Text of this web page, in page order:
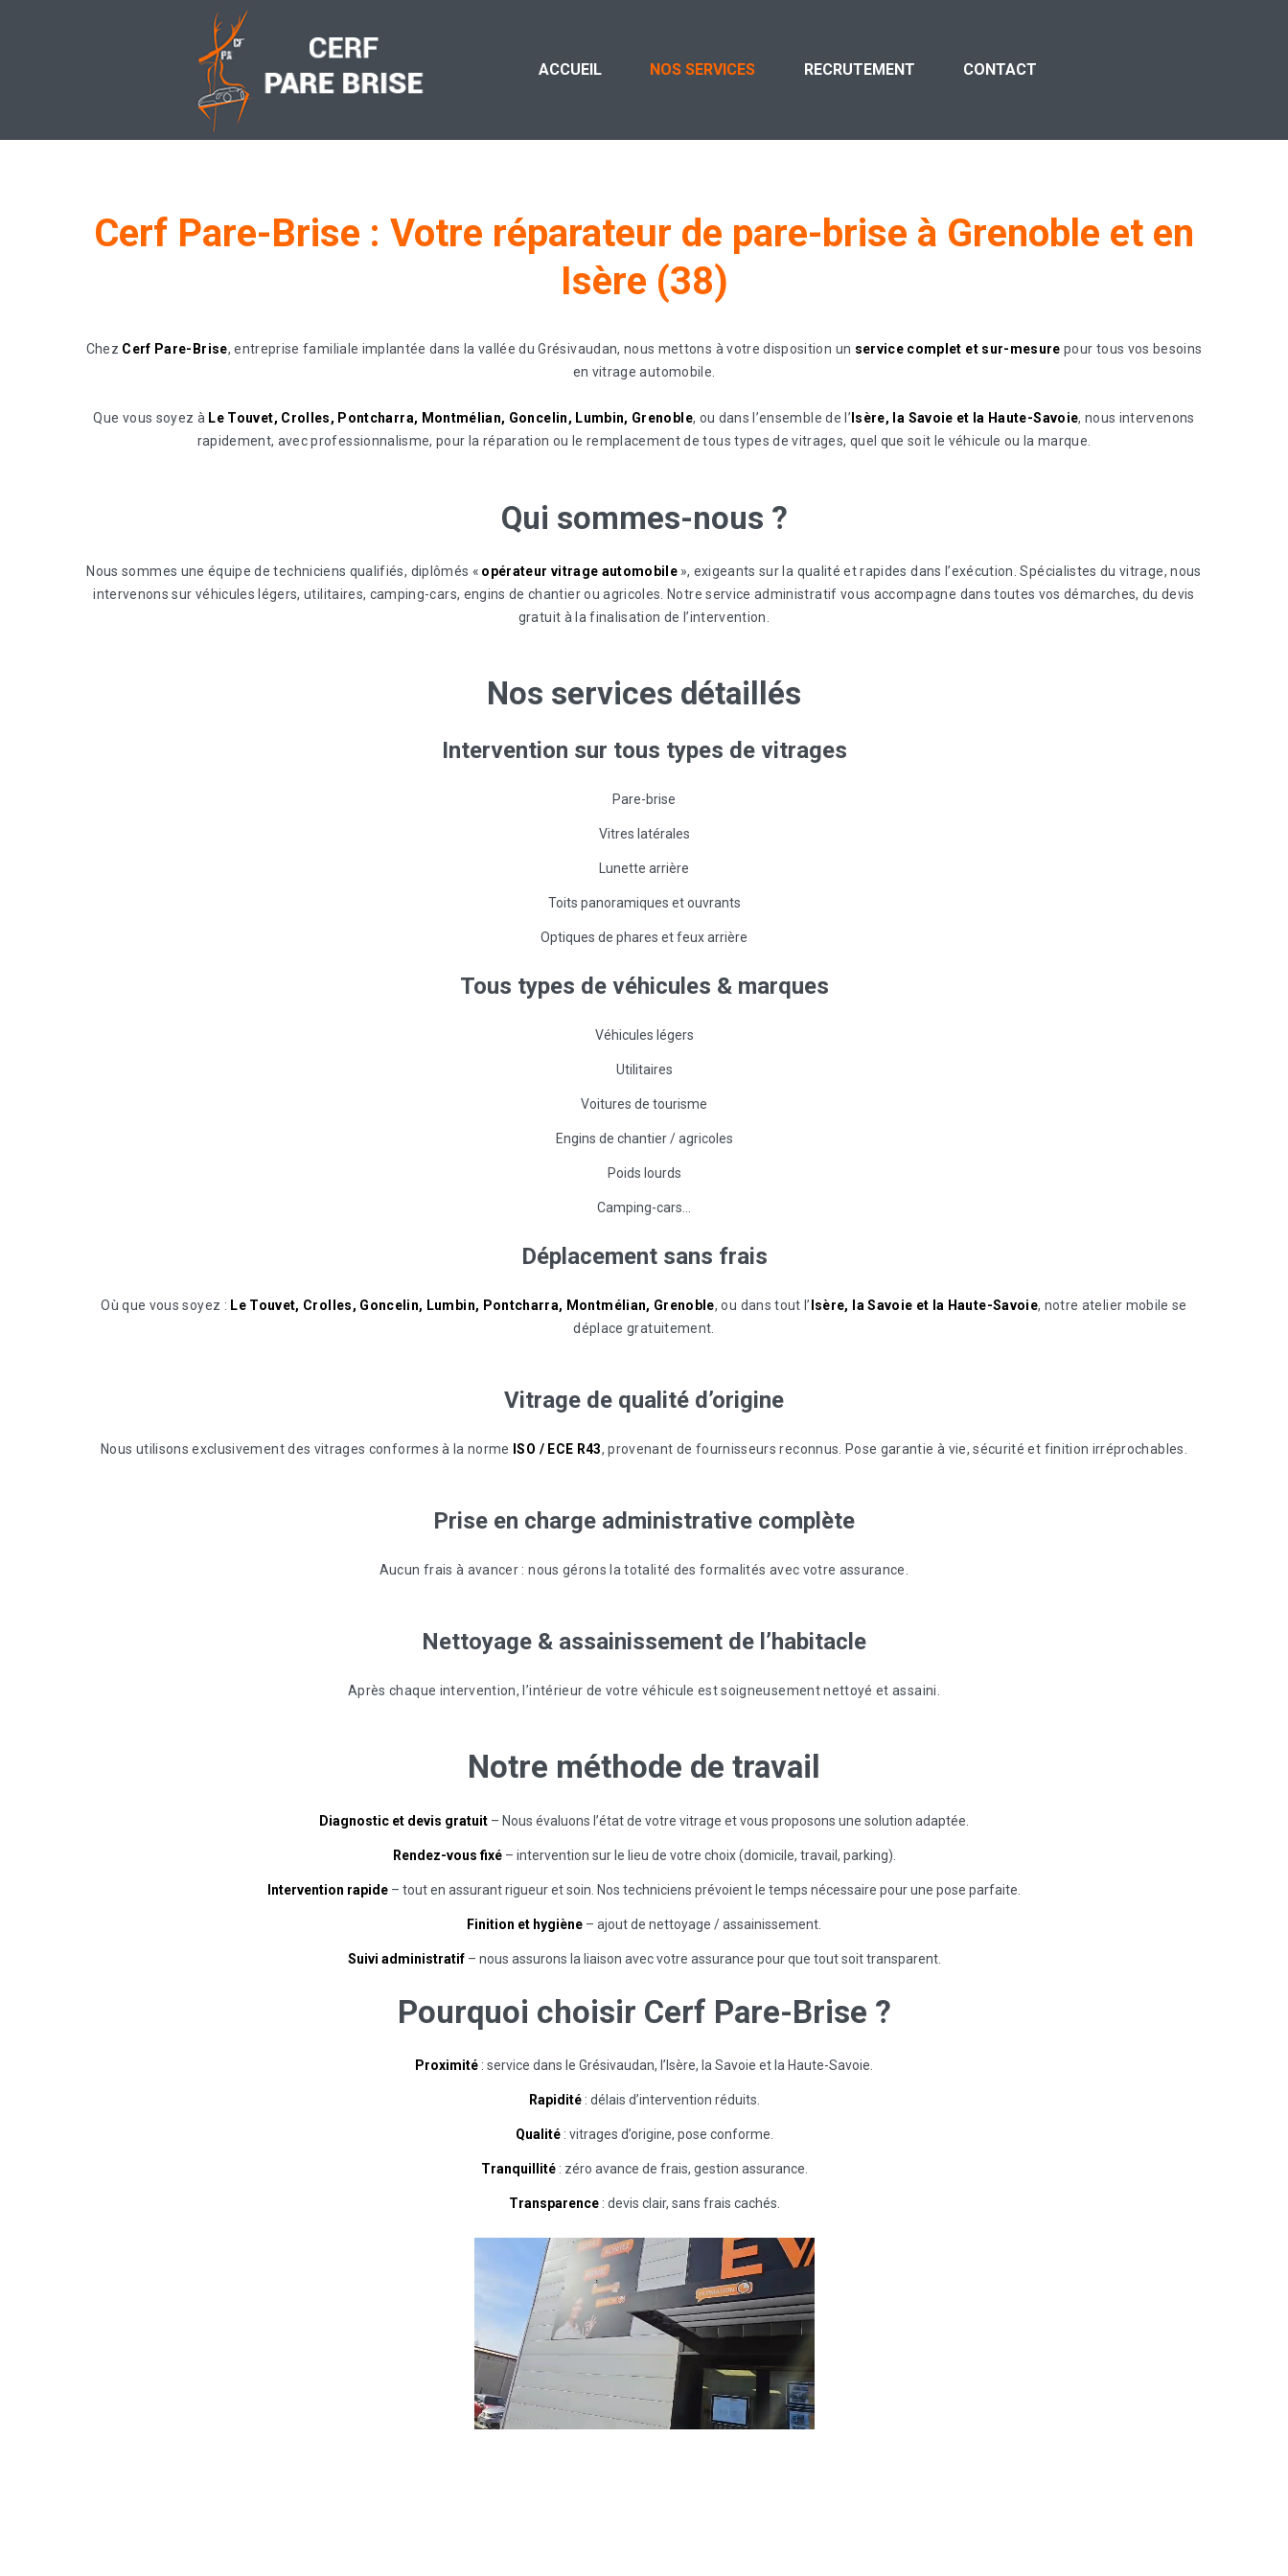
ACCUEIL NOS SERVICES
Intervention tous type de vitrages
Intervention tous types de vehicules et de
marques
Vitrage qualite d’origine
Prise en charge administrative
RECRUTEMENT CONTACT
Cerf Pare-Brise : Votre réparateur de pare-brise à Grenoble et en
Isère (38)
Chez Cerf Pare-Brise, entreprise familiale implantée dans la vallée du Grésivaudan, nous mettons à votre disposition un service complet et sur-mesure pour tous vos besoins
en vitrage automobile.
Que vous soyez à Le Touvet, Crolles, Pontcharra, Montmélian, Goncelin, Lumbin, Grenoble, ou dans l’ensemble de l’ Isère, la Savoie et la Haute-Savoie, nous intervenons
rapidement, avec professionnalisme, pour la réparation ou le remplacement de tous types de vitrages, quel que soit le véhicule ou la marque.
Qui sommes-nous ?
Nous sommes une équipe de techniciens qualifiés, diplômés « opérateur vitrage automobile », exigeants sur la qualité et rapides dans l’exécution. Spécialistes du vitrage, nous
intervenons sur véhicules légers, utilitaires, camping-cars, engins de chantier ou agricoles. Notre service administratif vous accompagne dans toutes vos démarches, du devis
gratuit à la finalisation de l’intervention.
Nos services détaillés
Intervention sur tous types de vitrages
Pare-brise
Vitres latérales
Lunette arrière
Toits panoramiques et ouvrants
Optiques de phares et feux arrière
Tous types de véhicules & marques
Véhicules légers
Utilitaires
Voitures de tourisme
Engins de chantier / agricoles
Poids lourds
Camping-cars…
Déplacement sans frais
Où que vous soyez : Le Touvet, Crolles, Goncelin, Lumbin, Pontcharra, Montmélian, Grenoble, ou dans tout l’ Isère, la Savoie et la Haute-Savoie, notre atelier mobile se
déplace gratuitement.
Vitrage de qualité d’origine
Nous utilisons exclusivement des vitrages conformes à la norme ISO / ECE R43, provenant de fournisseurs reconnus. Pose garantie à vie, sécurité et finition irréprochables.
Prise en charge administrative complète
Aucun frais à avancer : nous gérons la totalité des formalités avec votre assurance.
Nettoyage & assainissement de l’habitacle
Après chaque intervention, l’intérieur de votre véhicule est soigneusement nettoyé et assaini.
Notre méthode de travail
Diagnostic et devis gratuit – Nous évaluons l’état de votre vitrage et vous proposons une solution adaptée.
Rendez-vous fixé– intervention sur le lieu de votre choix (domicile, travail, parking).
Intervention rapide – tout en assurant rigueur et soin. Nos techniciens prévoient le temps nécessaire pour une pose parfaite.
Finition et hygiène – ajout de nettoyage / assainissement.
Suivi administratif– nous assurons la liaison avec votre assurance pour que tout soit transparent.
Pourquoi choisir Cerf Pare-Brise ?
Proximité : service dans le Grésivaudan, l’Isère, la Savoie et la Haute-Savoie.
Rapidité: délais d’intervention réduits.
Qualité: vitrages d’origine, pose conforme.
Tranquillité: zéro avance de frais, gestion assurance.
Transparence: devis clair, sans frais cachés.